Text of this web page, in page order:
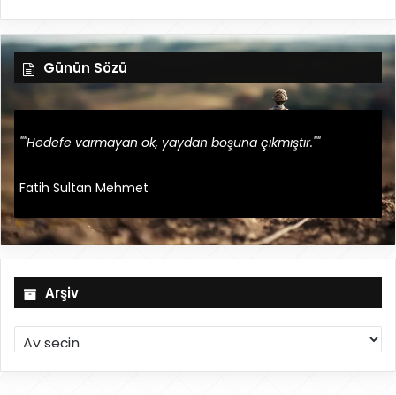
Günün Sözü
""Hedefe varmayan ok, yaydan boşuna çıkmıştır.""
Fatih Sultan Mehmet
Arşiv
r
ş